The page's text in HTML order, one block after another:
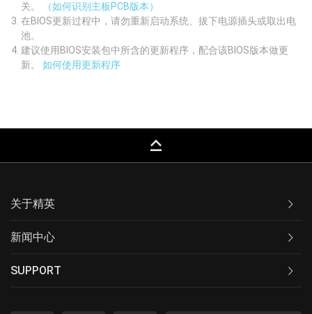
关。
（如何识别主板PCB版本）
在BIOS更新过程中，请勿重新启动系统、拔下电源插头或取出电
池。
建议使用BIOS安装包中所含的更新程序，配合该BIOS版本做更
新。 如何使用更新程序
keyboard_capslock
关于精英
新闻中心
SUPPORT